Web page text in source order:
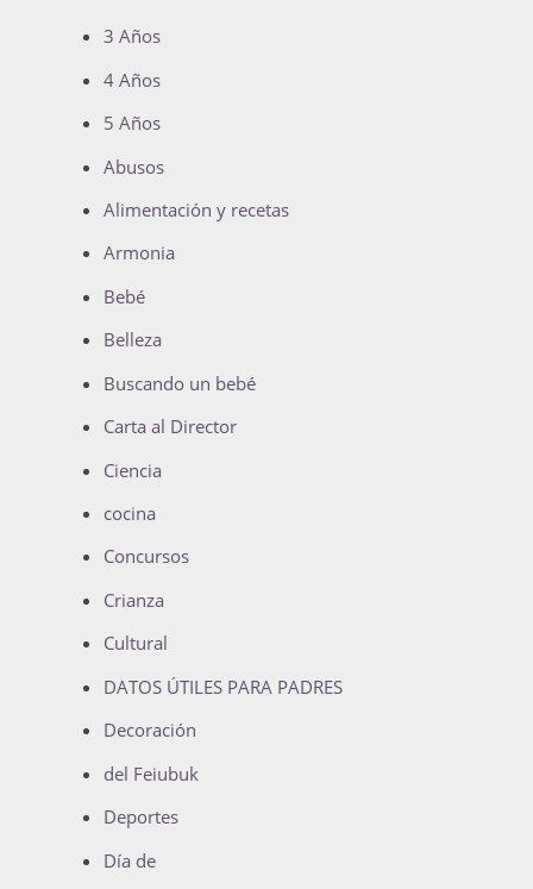
3 Años
4 Años
5 Años
Abusos
Alimentación y recetas
Armonia
Bebé
Belleza
Buscando un bebé
Carta al Director
Ciencia
cocina
Concursos
Crianza
Cultural
DATOS ÚTILES PARA PADRES
Decoración
del Feiubuk
Deportes
Día de